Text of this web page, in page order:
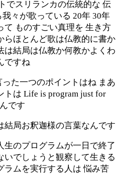
でスリランカの伝統的な 伝
々が歌っている 20年 30年
て ものすごい真理を 生き方
らほとんど歌は仏教的に書か
は結局は仏教か何教かよくわ
ですね
た一つのポイントはね まあ
トは Life is program just for
です
結局お釈迦様の言葉なんです
生のプログラムが一日で終了
いでしょうと観察して生きる
ラムを実行する人は 悩み苦